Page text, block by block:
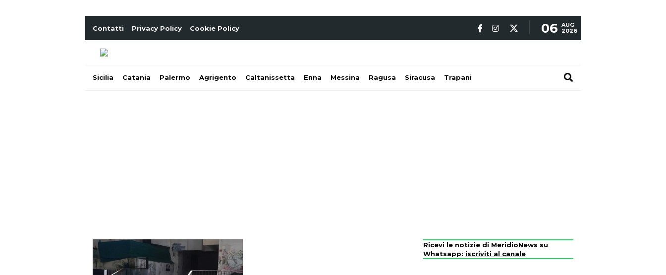
Contatti Privacy Policy Cookie Policy 06 AUG
2026
Sicilia Catania Palermo Agrigento Caltanissetta Enna Messina Ragusa Siracusa Trapani
Ricevi le notizie di MeridioNews su
Whatsapp: iscriviti al canale